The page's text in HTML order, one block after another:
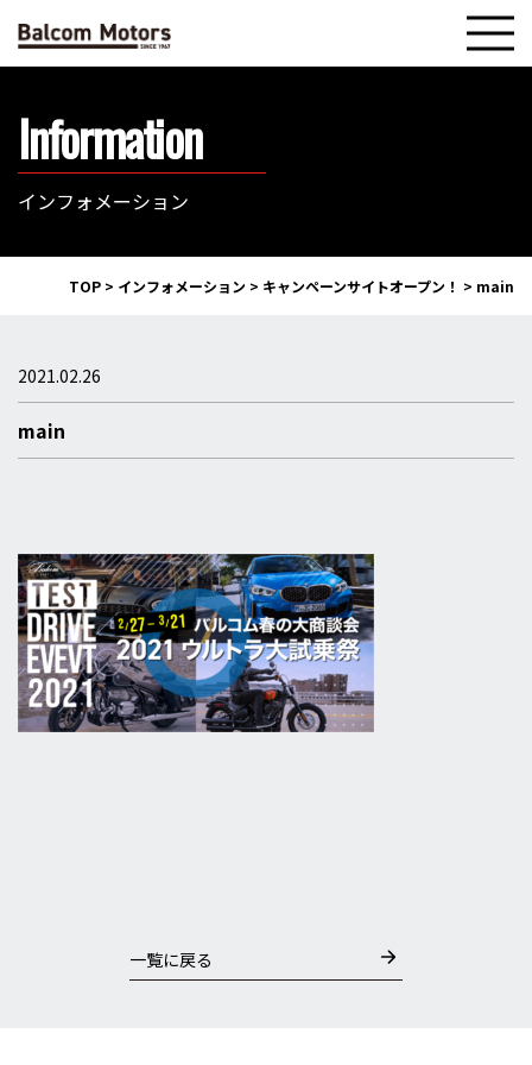
Information
インフォメーション
TOP > インフォメーション > キャンペーンサイトオープン！ > main
2021.02.26
main
一覧に戻る